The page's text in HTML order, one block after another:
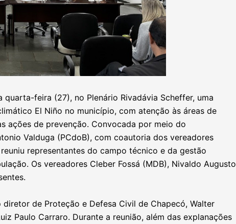
feira (27), no Plenário Rivadávia Scheffer, uma
El Niño no município, com atenção às áreas de
ações de prevenção. Convocada por meio do
Valduga (PCdoB), com coautoria dos vereadores
representantes do campo técnico e da gestão
Os vereadores Cleber Fossá (MDB), Nivaldo Augusto
de Proteção e Defesa Civil de Chapecó, Walter
Paulo Carraro. Durante a reunião, além das explanações